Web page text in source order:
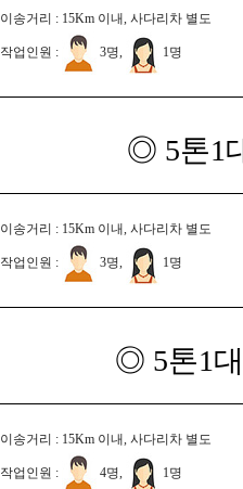
이송거리 : 15Km 이내, 사다리차 별도
작업인원 : 3명, 1명
◎ 5톤1
이송거리 : 15Km 이내, 사다리차 별도
작업인원 : 3명, 1명
◎ 5톤1
이송거리 : 15Km 이내, 사다리차 별도
작업인원 : 4명, 1명